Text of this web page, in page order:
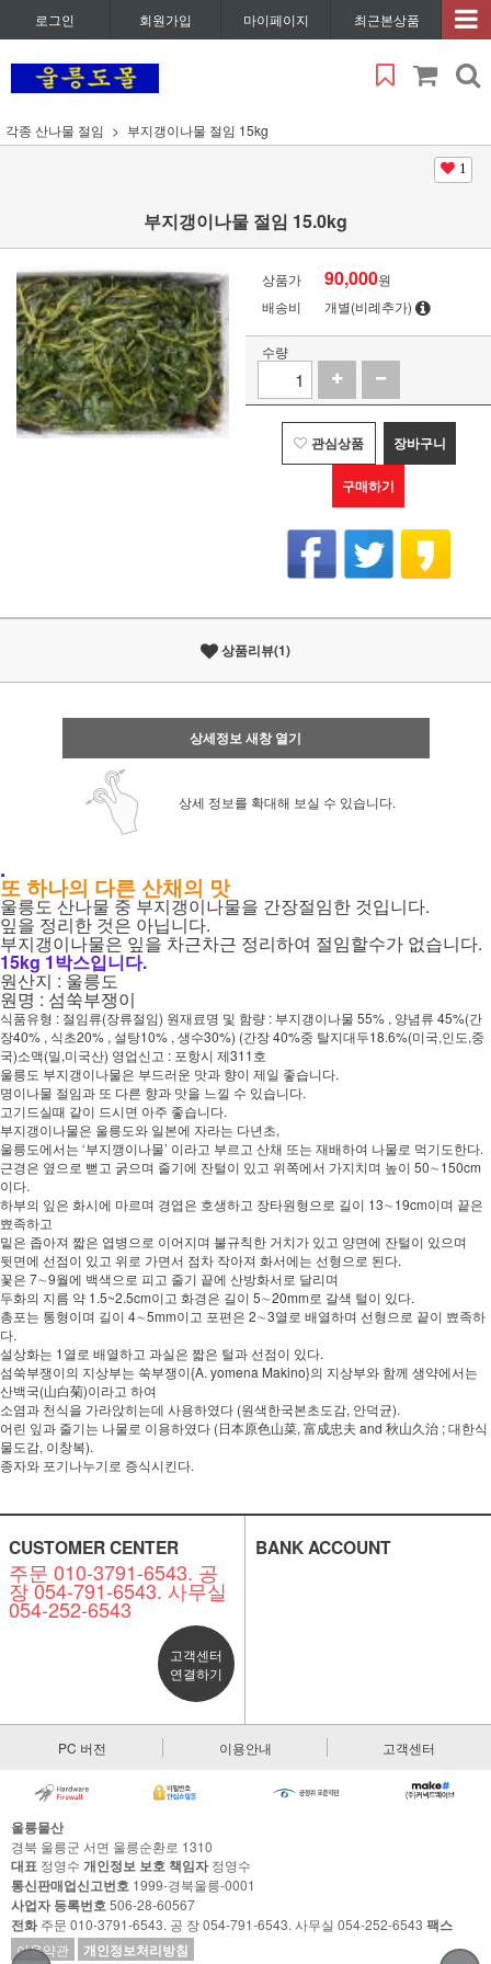
로그인 회원가입 마이페이지 최근본상품
각종 산나물 절임 부지갱이나물 절임 15kg
1
부지갱이나물 절임 15.0kg
상품가 90,000원
배송비
개별(비례추가)
수량
관심상품 장바구니
구매하기
상품리뷰(1)
상세정보 새창 열기
상세 정보를 확대해 보실 수 있습니다.
.
또 하나의 다른 산채의 맛
울릉도 산나물 중 부지갱이나물을 간장절임한 것입니다.
잎을 정리한 것은 아닙니다.
부지갱이나물은 잎을 차근차근 정리하여 절임할수가 없습니다.
15kg 1박스입니다.
원산지 : 울릉도
원명 : 섬쑥부쟁이
식품유형 : 절임류(장류절임) 원재료명 및 함량 : 부지갱이나물 55% , 양념류 45%(간
장40% , 식초20% , 설탕10% , 생수30%) (간장 40%중 탈지대두18.6%(미국,인도,중
국)소맥(밀,미국산) 영업신고 : 포항시 제311호
울릉도 부지갱이나물은 부드러운 맛과 향이 제일 좋습니다.
명이나물 절임과 또 다른 향과 맛을 느낄 수 있습니다.
고기드실때 같이 드시면 아주 좋습니다.
부지갱이나물은 울릉도와 일본에 자라는 다년초,
울릉도에서는 ‘부지깽이나물’ 이라고 부르고 산채 또는 재배하여 나물로 먹기도한다.
근경은 옆으로 뻗고 굵으며 줄기에 잔털이 있고 위쪽에서 가지치며 높이 50∼150cm
이다.
하부의 잎은 화시에 마르며 경엽은 호생하고 장타원형으로 길이 13∼19cm이며 끝은
뾰족하고
밑은 좁아져 짧은 엽병으로 이어지며 불규칙한 거치가 있고 양면에 잔털이 있으며
뒷면에 선점이 있고 위로 가면서 점차 작아져 화서에는 선형으로 된다.
꽃은 7∼9월에 백색으로 피고 줄기 끝에 산방화서로 달리며
두화의 지름 약 1.5~2.5cm이고 화경은 길이 5∼20mm로 갈색 털이 있다.
총포는 통형이며 길이 4∼5mm이고 포편은 2∼3열로 배열하며 선형으로 끝이 뾰족하
다.
설상화는 1열로 배열하고 과실은 짧은 털과 선점이 있다.
섬쑥부쟁이의 지상부는 쑥부쟁이{A. yomena Makino}의 지상부와 함께 생약에서는
산백국(山白菊)이라고 하여
소염과 천식을 가라앉히는데 사용하였다 (원색한국본초도감, 안덕균).
어린 잎과 줄기는 나물로 이용하였다 (日本原色山菜, 富成忠夫 and 秋山久治 ; 대한식
물도감, 이창복).
종자와 포기나누기로 증식시킨다.
CUSTOMER CENTER
주문 010-3791-6543. 공
장 054-791-6543. 사무실
054-252-6543
고객센터
연결하기
BANK ACCOUNT
PC 버전 이용안내 고객센터
울릉물산
경북 울릉군 서면 울릉순환로 1310
대표 정영수 개인정보 보호 책임자정영수
통신판매업신고번호 1999-경북울릉-0001
사업자 등록번호506-28-60567
전화주문 010-3791-6543. 공 장 054-791-6543. 사무실 054-252-6543 팩스
이용약관 개인정보처리방침